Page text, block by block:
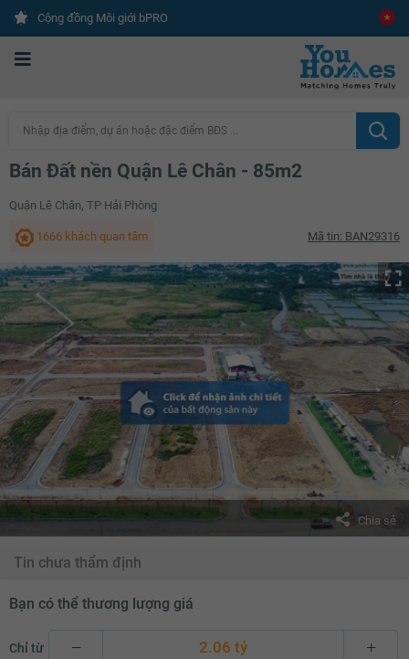
Cộng đồng Môi giới bPRO
Nhập địa điểm, dự án hoặc đặc điểm BĐS ...
Bán Đất nền Quận Lê Chân - 85m2
Quận Lê Chân, TP Hải Phòng
1666 khách quan tâm Mã tin: BAN29316
Chia sẻ
Tin chưa thẩm định
Bạn có thể thương lượng giá
Chỉ từ 2.06 tỷ